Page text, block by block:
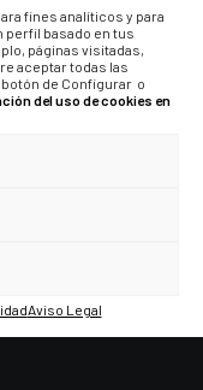
fines analíticos y para
perfil basado en tus
páginas visitadas,
aceptar todas las
de Configurar o
del uso de cookies en
Aviso Legal